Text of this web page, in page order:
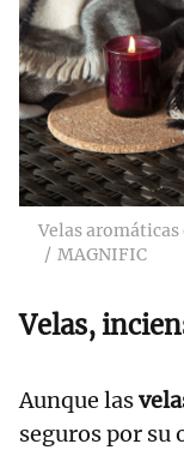
Velas
MAGNIFIC
Velas,
Aunque las
seguros por su